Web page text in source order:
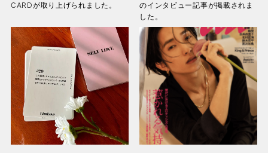
CARDが取り上げられました。
のインタビュー記事が掲載されま
した。